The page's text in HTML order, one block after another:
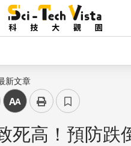
新文章
中
死高！預防跌